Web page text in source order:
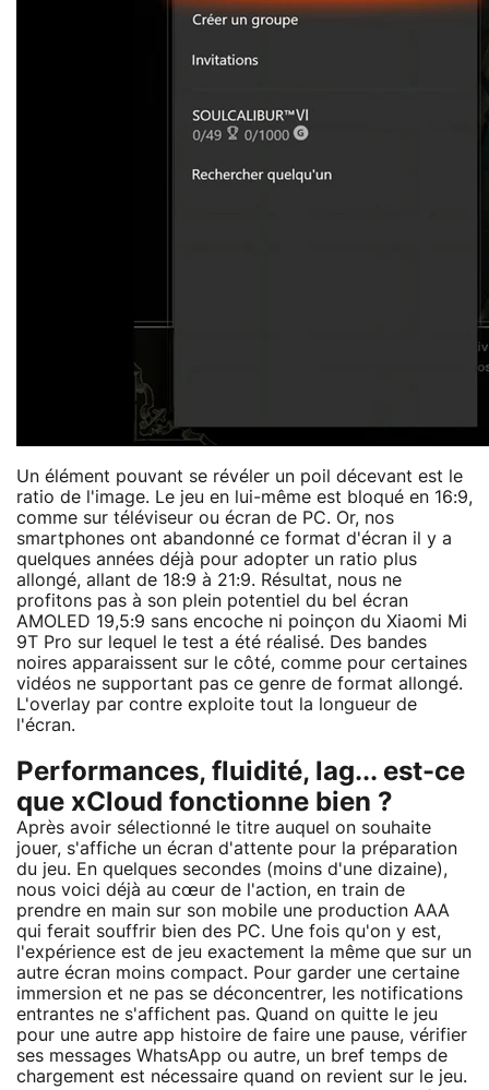
Un élément pouvant se révéler un poil décevant est le
ratio de l'image. Le jeu en lui-même est bloqué en 16:9,
comme sur téléviseur ou écran de PC. Or, nos
smartphones ont abandonné ce format d'écran il y a
quelques années déjà pour adopter un ratio plus
allongé, allant de 18:9 à 21:9. Résultat, nous ne
profitons pas à son plein potentiel du bel écran
AMOLED 19,5:9 sans encoche ni poinçon du Xiaomi Mi
9T Pro sur lequel le test a été réalisé. Des bandes
noires apparaissent sur le côté, comme pour certaines
vidéos ne supportant pas ce genre de format allongé.
L'overlay par contre exploite tout la longueur de
l'écran.
Performances, fluidité, lag... est-ce
que xCloud fonctionne bien ?
Après avoir sélectionné le titre auquel on souhaite
jouer, s'affiche un écran d'attente pour la préparation
du jeu. En quelques secondes (moins d'une dizaine),
nous voici déjà au cœur de l'action, en train de
prendre en main sur son mobile une production AAA
qui ferait souffrir bien des PC. Une fois qu'on y est,
l'expérience est de jeu exactement la même que sur un
autre écran moins compact. Pour garder une certaine
immersion et ne pas se déconcentrer, les notifications
entrantes ne s'affichent pas. Quand on quitte le jeu
pour une autre app histoire de faire une pause, vérifier
ses messages WhatsApp ou autre, un bref temps de
chargement est nécessaire quand on revient sur le jeu.